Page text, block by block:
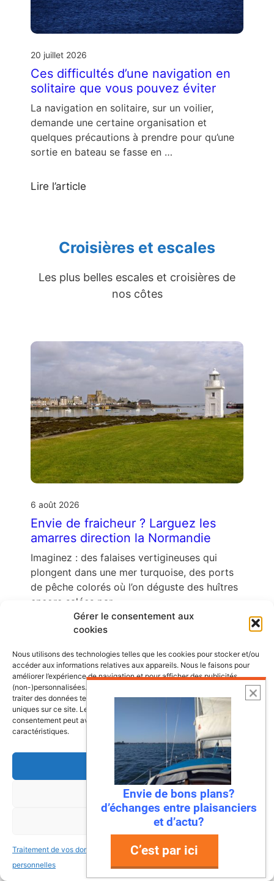
Gérer le consentement aux
cookies
Nous utilisons des technologies telles que les cookies pour stocker et/ou
accéder aux informations relatives aux appareils. Nous le faisons pour
améliorer l’expérience de navigation et pour afficher des publicités
(non-)personnalisées. Consentir à ces technologies nous autorisera à
traiter des données telles que le comportement de navigation ou les ID
uniques sur ce site. Le fait de ne pas consentir ou de retirer son
consentement peut avoir un effet négatif sur certaines fonctonnalités et
caractéristiques.
Accepter
Refuser
Voir les préférences
Traitement de vos données
personnelles
Traitement de vos données
personnelles
20 juillet 2026
Ces difficultés d’une navigation en
solitaire que vous pouvez éviter
La navigation en solitaire, sur un voilier,
demande une certaine organisation et
quelques précautions à prendre pour qu’une
sortie en bateau se fasse en …
Lire l’article
Croisières et escales
Les plus belles escales et croisières de
nos côtes
6 août 2026
Envie de fraicheur ? Larguez les
amarres direction la Normandie
Imaginez : des falaises vertigineuses qui
plongent dans une mer turquoise, des ports
de pêche colorés où l’on déguste des huîtres
encore salées par …
Lire l’article
Mandelieu-La Napoule : la première
ville à dire « stop » aux déchets en
mer !
Envie de bons plans?
d’échanges entre plaisanciers
et d’actu?
C’est par ici